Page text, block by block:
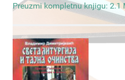
Preuzmi kompletnu knjigu: